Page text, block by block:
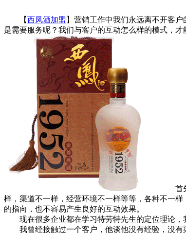
【西凤酒加盟 】营销工作中我们永远离不开客
是需要服务呢？我们与客户的互动怎么样的模式，才
首先
样，渠道不一样，经营环境不一样等等，各种不一
的指向，也不容易产生良好的互动效果。
现在很多企业都在学习特劳特先生的定位理论，
我曾经接触过一个客户，他谈他没有经验，没有